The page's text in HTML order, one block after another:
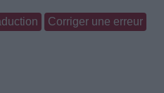
Corriger une erreur